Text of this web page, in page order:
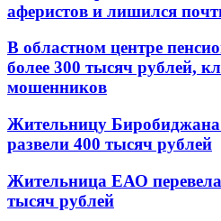
аферистов и лишился
В областном центре
более 300 тысяч рублей,
мошенников
Жительницу Биробиджана
развели 400 тысяч рублей
Жительница ЕАО
тысяч рублей